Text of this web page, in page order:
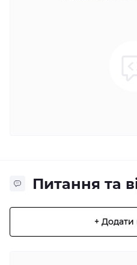
Питання та
+ Додати